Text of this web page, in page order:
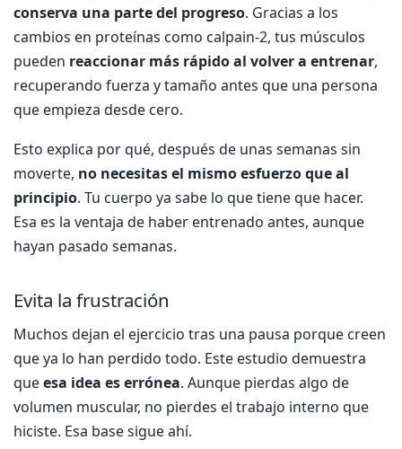
conserva una parte del progreso. Gracias a los
cambios en proteínas como calpain-2, tus músculos
pueden reaccionar más rápido al volver a entrenar,
recuperando fuerza y tamaño antes que una persona
que empieza desde cero.
Esto explica por qué, después de unas semanas sin
moverte, no necesitas el mismo esfuerzo que al
principio. Tu cuerpo ya sabe lo que tiene que hacer.
Esa es la ventaja de haber entrenado antes, aunque
hayan pasado semanas.
Evita la frustración
Muchos dejan el ejercicio tras una pausa porque creen
que ya lo han perdido todo. Este estudio demuestra
queesa idea es errónea. Aunque pierdas algo de
volumen muscular, no pierdes el trabajo interno que
hiciste. Esa base sigue ahí.